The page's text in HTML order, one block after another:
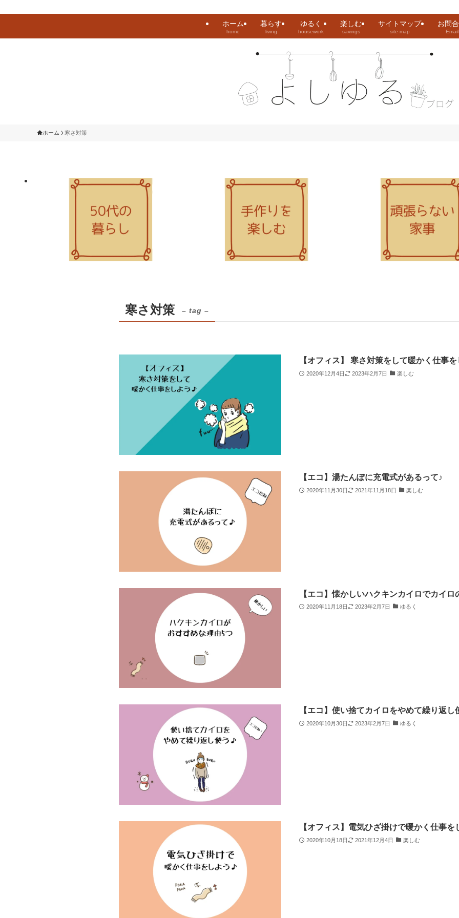
ホーム
home
暮らす
living
ゆるく
housework
楽しむ
savings
サイトマップ
site-map
お問
Email
ホーム 寒さ対策
寒さ対策 – tag –
【オフィス】 寒さ対策をして暖かく仕事
2020年12月4日 2023年2月7日 楽しむ
【エコ】湯たんぽに充電式があるって♪
2020年11月30日 2021年11月18日 楽しむ
【エコ】懐かしいハクキンカイロでカイ
2020年11月18日 2023年2月7日 ゆるく
【エコ】使い捨てカイロをやめて繰り返し
2020年10月30日 2023年2月7日 ゆるく
【オフィス】電気ひざ掛けで暖かく仕事を
2020年10月18日 2021年12月4日 楽しむ